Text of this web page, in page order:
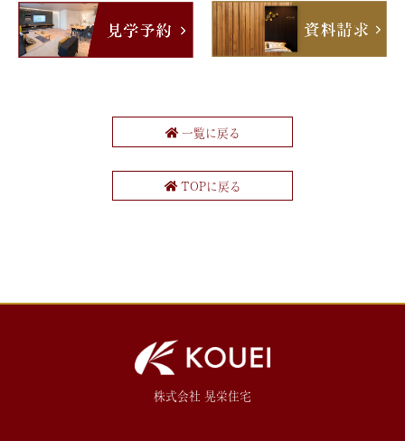
一覧に戻る
TOPに戻る
株式会社 晃栄住宅